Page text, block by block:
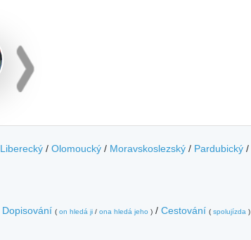
Liberecký / Olomoucký / Moravskoslezský / Pardubický /
Dopisování ( on hledá ji / ona hledá jeho ) / Cestování ( spolujízda )